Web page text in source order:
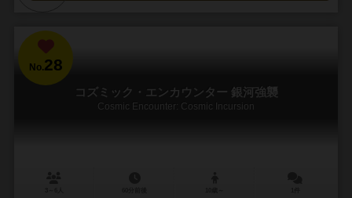
No.28
コズミック・エンカウンター 銀河強襲
Cosmic Encounter: Cosmic Incursion